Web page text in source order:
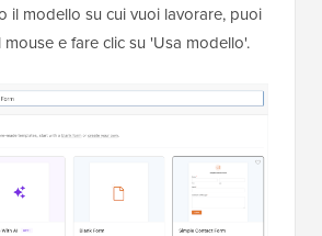
il modello su cui vuoi lavorare, puoi
e fare clic su 'Usa modello'.